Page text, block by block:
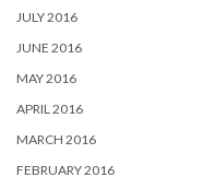
JULY 2016
JUNE 2016
MAY 2016
APRIL 2016
MARCH 2016
FEBRUARY 2016